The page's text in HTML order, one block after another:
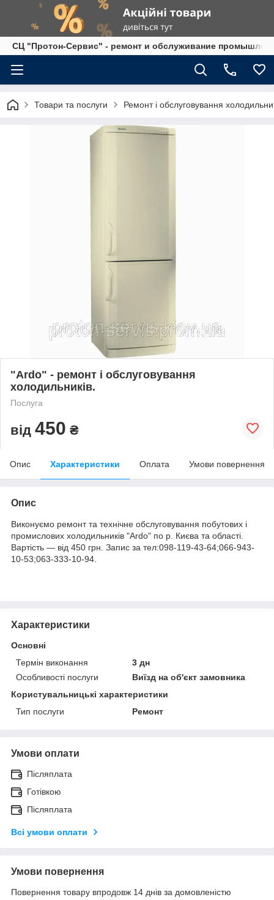
СЦ "Протон-Сервис" - ремонт и обслуживание
Товари та послуги Ремонт і обслуговування
"Ardo" - ремонт і обслуговування
холодильників.
Послуга
від 450 ₴
Опис Характеристики Оплата Умови повернення
Опис
Виконуємо ремонт та технічне обслуговування побутових і
промислових холодильників "Ardo" по р. Києва та області.
Вартість ― від 450 грн. Запис за тел:098-119-43-64;066-943-
10-53;063-333-10-94.
Характеристики
Основні
Термін виконання
3 дн
Особливості послуги
Виїзд на об'єкт замовника
Користувальницькі характеристики
Тип послуги
Ремонт
Умови оплати
Післяплата
Готівкою
Післяплата
Всі умови оплати
Умови повернення
Повернення товару впродовж 14 днів за домовленістю